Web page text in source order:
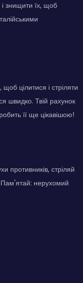
знищити їх, щоб
цілитися і стріляти
швидко. Твій рахунок
її ще цікавішою!
противників, стріляй
Пам'ятай: нерухомий